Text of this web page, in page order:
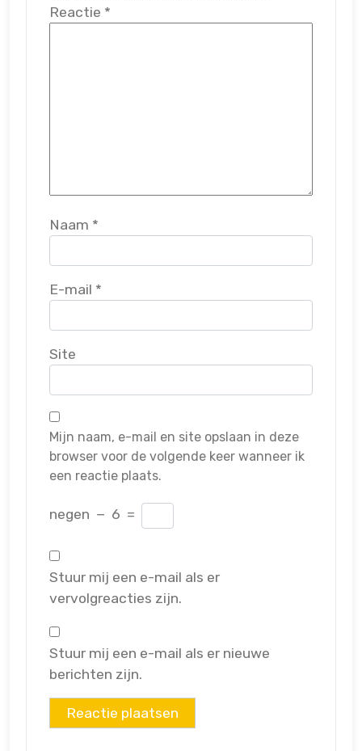
Reactie *
Naam *
E-mail *
Site
Mijn naam, e-mail en site opslaan in deze
browser voor de volgende keer wanneer ik
een reactie plaats.
negen − 6 =
Stuur mij een e-mail als er
vervolgreacties zijn.
Stuur mij een e-mail als er nieuwe
berichten zijn.